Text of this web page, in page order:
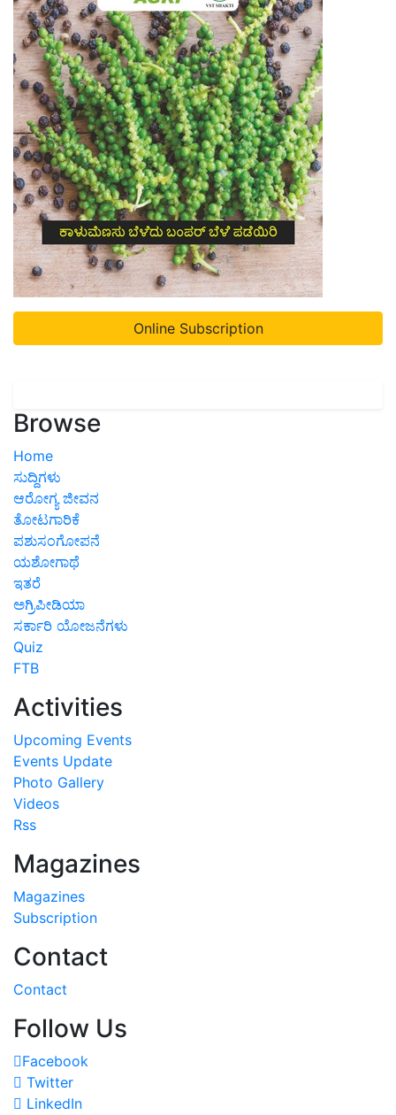
Online Subscription
Browse
Home
ಸುದ್ದಿಗಳು
ಆರೋಗ್ಯ ಜೀವನ
ತೋಟಗಾರಿಕೆ
ಪಶುಸಂಗೋಪನೆ
ಯಶೋಗಾಥೆ
ಇತರೆ
ಅಗ್ರಿಪೀಡಿಯಾ
ಸರ್ಕಾರಿ ಯೋಜನೆಗಳು
Quiz
FTB
Activities
Upcoming Events
Events Update
Photo Gallery
Videos
Rss
Magazines
Magazines
Subscription
Contact
Contact
Follow Us
Facebook
Twitter
LinkedIn